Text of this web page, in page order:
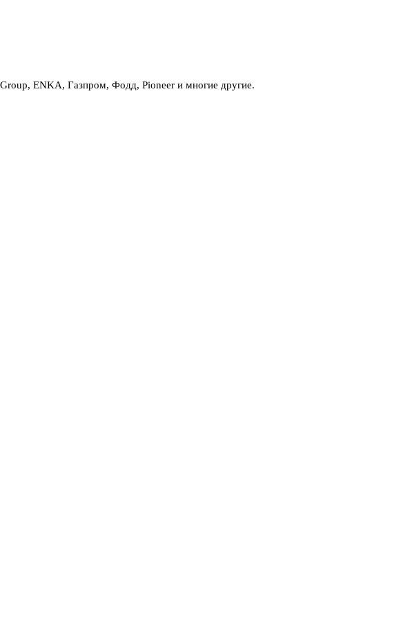
ENKA, Газпром, Фодд, Pioneer и многие другие.